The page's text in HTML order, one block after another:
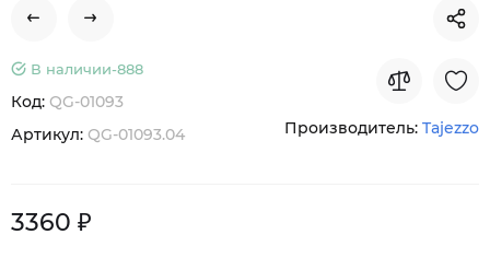
В наличии-888
Код: QG-01093
Артикул: QG-01093.04 Производитель: Tajezzo
3360 ₽